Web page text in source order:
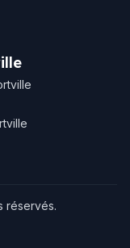
réservés.